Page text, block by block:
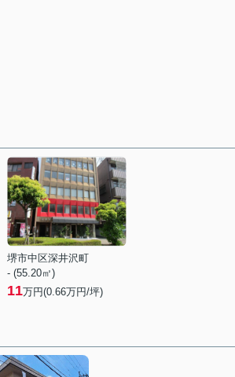
堺市中区深井沢町
- (55.20㎡)
11万円(0.66万円/坪)